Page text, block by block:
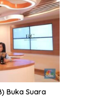
Buka Suara